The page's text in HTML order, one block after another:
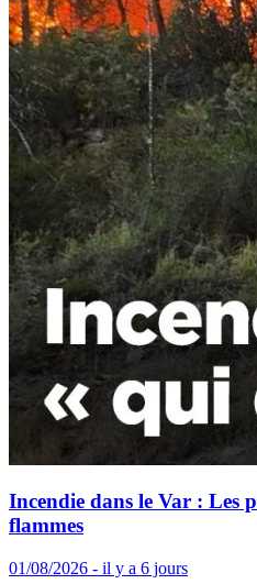
Incendie dans le Var : Les
flammes
01/08/2026 - il y a 6 jours